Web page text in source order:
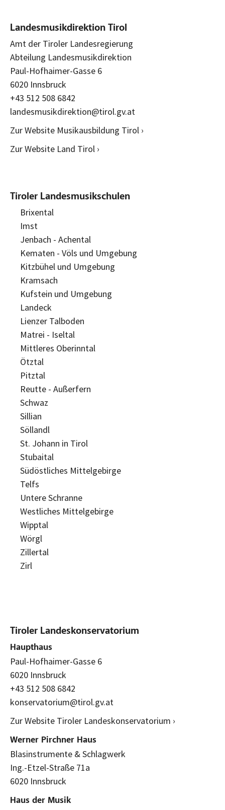
Landesmusikdirektion Tirol
Amt der Tiroler Landesregierung
Abteilung Landesmusikdirektion
Paul-Hofhaimer-Gasse 6
6020 Innsbruck
+43 512 508 6842
landesmusikdirektion@tirol.gv.at
Zur Website Musikausbildung Tirol ›
Zur Website Land Tirol ›
Tiroler Landesmusikschulen
Brixental
Imst
Jenbach - Achental
Kematen - Völs und Umgebung
Kitzbühel und Umgebung
Kramsach
Kufstein und Umgebung
Landeck
Lienzer Talboden
Matrei - Iseltal
Mittleres Oberinntal
Ötztal
Pitztal
Reutte - Außerfern
Schwaz
Sillian
Söllandl
St. Johann in Tirol
Stubaital
Südöstliches Mittelgebirge
Telfs
Untere Schranne
Westliches Mittelgebirge
Wipptal
Wörgl
Zillertal
Zirl
Tiroler Landeskonservatorium
Haupthaus
Paul-Hofhaimer-Gasse 6
6020 Innsbruck
+43 512 508 6842
konservatorium@tirol.gv.at
Zur Website Tiroler Landeskonservatorium ›
Werner Pirchner Haus
Blasinstrumente & Schlagwerk
Ing.-Etzel-Straße 71a
6020 Innsbruck
Haus der Musik